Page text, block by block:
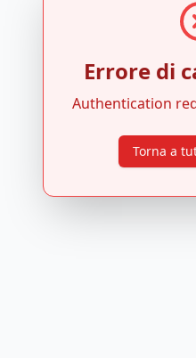
Errore di
Authentication
Torna a